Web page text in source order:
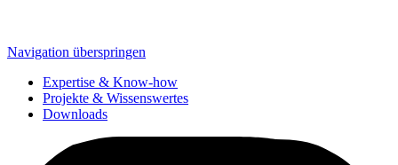
Navigation überspringen
Expertise & Know-how
Projekte & Wissenswertes
Downloads